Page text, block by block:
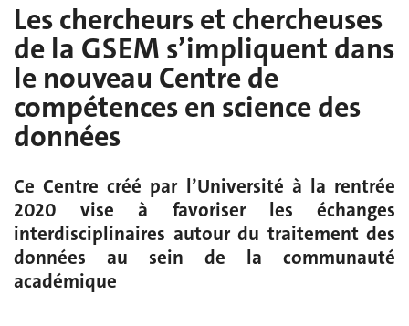
Les chercheurs et chercheuses
de la GSEM s’impliquent dans
le nouveau Centre de
compétences en science des
données
Ce Centre créé par l’Université à la rentrée
2020 vise à favoriser les échanges
interdisciplinaires autour du traitement des
données au sein de la communauté
académique